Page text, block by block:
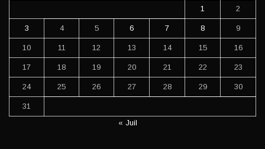
1 2
3 4 5 6 7 8 9
10 11 12 13 14 15 16
17 18 19 20 21 22 23
24 25 26 27 28 29 30
31
« Juil